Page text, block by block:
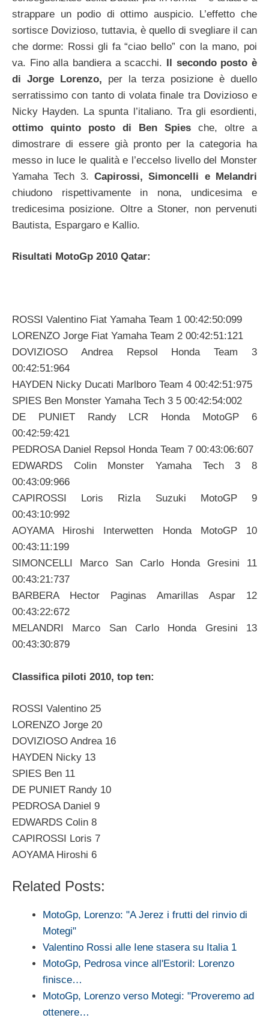
strappare un podio di ottimo auspicio. L’effetto che
sortisce Dovizioso, tuttavia, è quello di svegliare il can
che dorme: Rossi gli fa “ciao bello” con la mano, poi
va. Fino alla bandiera a scacchi. Il secondo posto è
di Jorge Lorenzo, per la terza posizione è duello
serratissimo con tanto di volata finale tra Dovizioso e
Nicky Hayden. La spunta l’italiano. Tra gli esordienti,
ottimo quinto posto di Ben Spies che, oltre a
dimostrare di essere già pronto per la categoria ha
messo in luce le qualità e l’eccelso livello del Monster
Yamaha Tech 3. Capirossi, Simoncelli e Melandri
chiudono rispettivamente in nona, undicesima e
tredicesima posizione. Oltre a Stoner, non pervenuti
Bautista, Espargaro e Kallio.
Risultati MotoGp 2010 Qatar:
ROSSI Valentino Fiat Yamaha Team 1 00:42:50:099
LORENZO Jorge Fiat Yamaha Team 2 00:42:51:121
DOVIZIOSO Andrea Repsol Honda Team 3
00:42:51:964
HAYDEN Nicky Ducati Marlboro Team 4 00:42:51:975
SPIES Ben Monster Yamaha Tech 3 5 00:42:54:002
DE PUNIET Randy LCR Honda MotoGP 6
00:42:59:421
PEDROSA Daniel Repsol Honda Team 7 00:43:06:607
EDWARDS Colin Monster Yamaha Tech 3 8
00:43:09:966
CAPIROSSI Loris Rizla Suzuki MotoGP 9
00:43:10:992
AOYAMA Hiroshi Interwetten Honda MotoGP 10
00:43:11:199
SIMONCELLI Marco San Carlo Honda Gresini 11
00:43:21:737
BARBERA Hector Paginas Amarillas Aspar 12
00:43:22:672
MELANDRI Marco San Carlo Honda Gresini 13
00:43:30:879
Classifica piloti 2010, top ten:
ROSSI Valentino 25
LORENZO Jorge 20
DOVIZIOSO Andrea 16
HAYDEN Nicky 13
SPIES Ben 11
DE PUNIET Randy 10
PEDROSA Daniel 9
EDWARDS Colin 8
CAPIROSSI Loris 7
AOYAMA Hiroshi 6
Related Posts:
MotoGp, Lorenzo: "A Jerez i frutti del rinvio di
Motegi"
Valentino Rossi alle Iene stasera su Italia 1
MotoGp, Pedrosa vince all'Estoril: Lorenzo
finisce…
MotoGp, Lorenzo verso Motegi: "Proveremo ad
ottenere…